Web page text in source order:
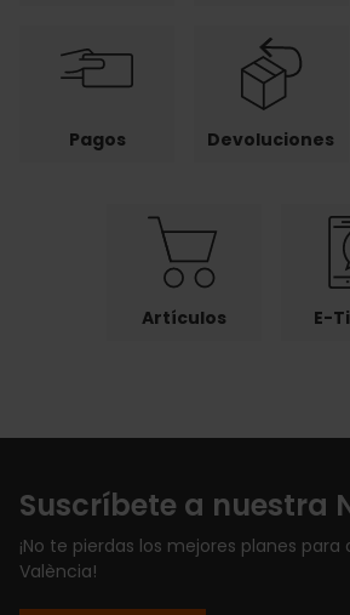
Pagos Devoluciones
Artículos E-
Suscríbete a nuestra
¡No te pierdas los mejores planes para
València!